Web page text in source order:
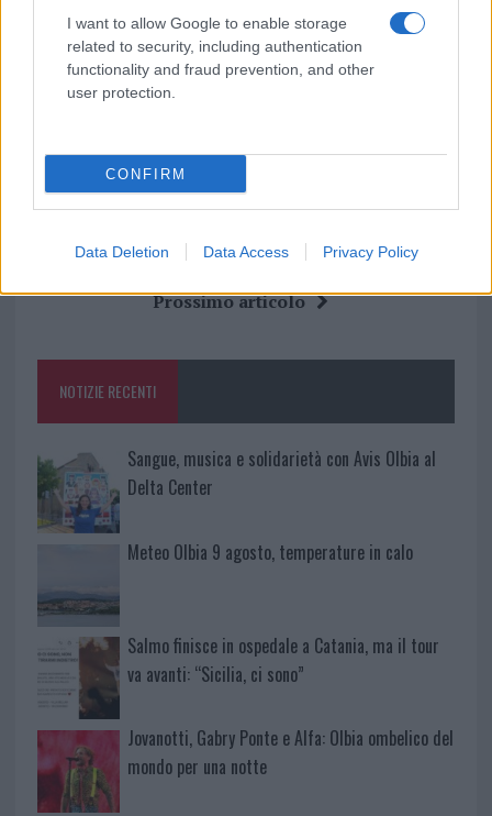
I want to allow Google to enable storage
related to security, including authentication
functionality and fraud prevention, and other
user protection.
CONFIRM
Data Deletion Data Access Privacy Policy
daGoogle News
Condividi l'articolo
F
a
ce
b
o
k
T
w
it
te
Pi
n
te
re
W
h
at
s
p
S
a
re
Prossimo articolo
NOTIZIE RECENTI
Sangue, musica e solidarietà con Avis Olbia al
Delta Center
Meteo Olbia 9 agosto, temperature in calo
Salmo finisce in ospedale a Catania, ma il tour
va avanti: “Sicilia, ci sono”
Jovanotti, Gabry Ponte e Alfa: Olbia ombelico del
mondo per una notte